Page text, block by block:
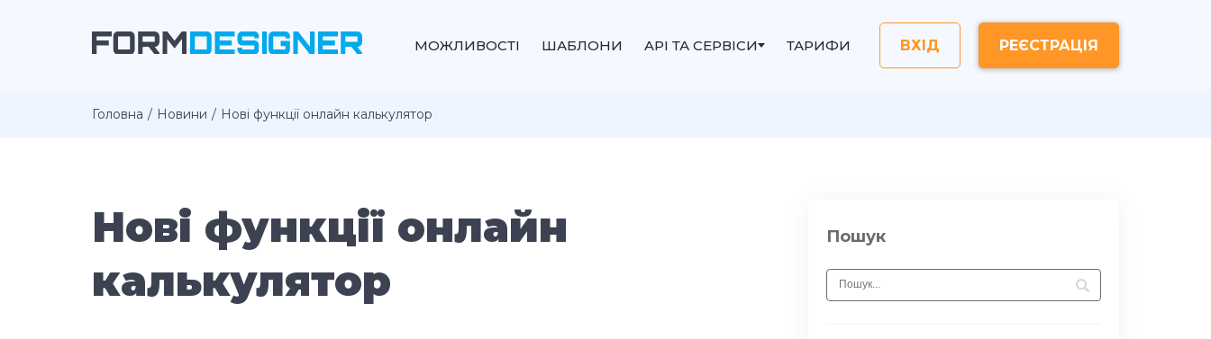
МОЖЛИВОСТІ ШАБЛОНИ API ТА СЕРВІСИ ТАРИФИ ВХІД РЕЄСТРАЦІЯ
Головна Новини Нові функції онлайн калькулятор
Нові функції онлайн
калькулятор
Пошук